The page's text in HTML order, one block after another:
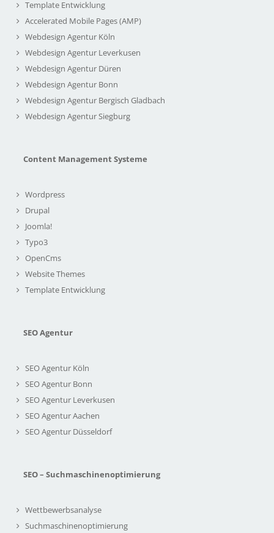
Template Entwicklung
Accelerated Mobile Pages (AMP)
Webdesign Agentur Köln
Webdesign Agentur Leverkusen
Webdesign Agentur Düren
Webdesign Agentur Bonn
Webdesign Agentur Bergisch Gladbach
Webdesign Agentur Siegburg
Content Management Systeme
Wordpress
Drupal
Joomla!
Typo3
OpenCms
Website Themes
Template Entwicklung
SEO Agentur
SEO Agentur Köln
SEO Agentur Bonn
SEO Agentur Leverkusen
SEO Agentur Aachen
SEO Agentur Düsseldorf
SEO – Suchmaschinenoptimierung
Wettbewerbsanalyse
Suchmaschinenoptimierung